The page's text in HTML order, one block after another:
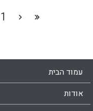
יש השפעה גם
ההומניסטיים —
1
עמוד הבית
אודות